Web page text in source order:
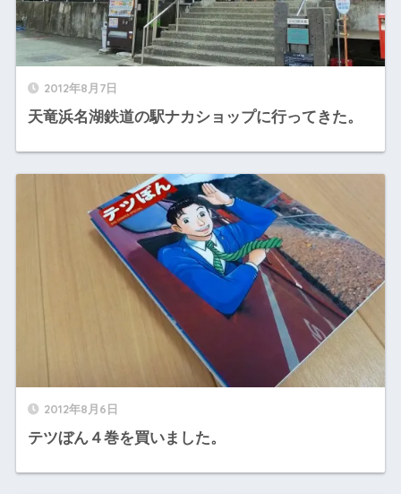
2012年8月7日
天竜浜名湖鉄道の駅ナカショップに行ってきた。
2012年8月6日
テツぼん４巻を買いました。